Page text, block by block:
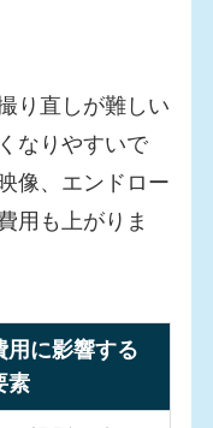
り直しが難しい
なりやすいで
像、エンドロー
用も上がりま
用に影響する
素